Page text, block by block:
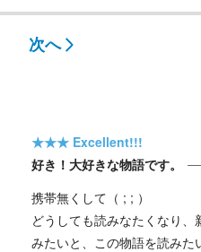
次へ
★★★ Excellent!!!
好き！大好きな物語です。
携帯無くして（ ; ; ）
どうしても読みなたくなり
みたいと、この物語を読み